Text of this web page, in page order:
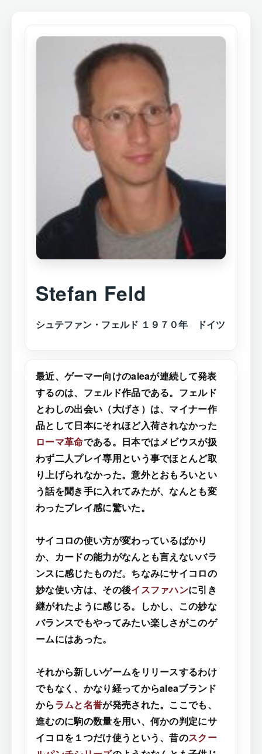
Stefan Feld
シュテファン・フェルド １９７０年 ドイツ
最近、ゲーマー向けのaleaが連続して発表
するのは、フェルド作品である。フェルド
とわしの出会い（大げさ）は、マイナー作
品として日本にそれほど入荷されなかった
ローマ革命である。日本ではメビウスが扱
わず二人プレイ専用という事でほとんど取
り上げられなかった。意外とおもろいとい
う話を聞き手に入れてみたが、なんとも変
わったプレイ感に驚いた。
サイコロの使い方が変わっているばかり
か、カードの能力がなんとも言えないバラ
ンスに感じたものだ。ちなみにサイコロの
妙な使い方は、その後イスファハンに引き
継がれたように感じる。しかし、この妙な
バランスでもやってみたい楽しさがこのゲ
ームにはあった。
それから新しいゲームをリリースするわけ
でもなく、かなり経ってからaleaブランド
からラムと名誉が発売された。ここでも、
進むのに駒の数量を用い、何かの判定にサ
イコロを１つだけ使うという、昔のスクー